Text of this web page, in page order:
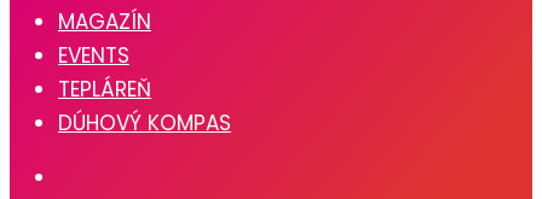
MAGAZÍN
EVENTS
TEPLÁREŇ
DÚHOVÝ KOMPAS